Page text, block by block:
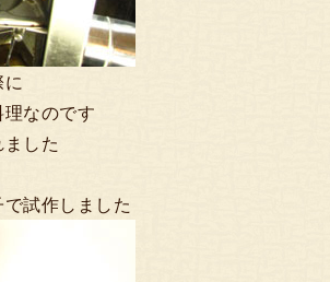
なのです
した
試作しました